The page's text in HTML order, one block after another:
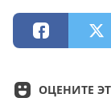
ОЦЕНИТЕ